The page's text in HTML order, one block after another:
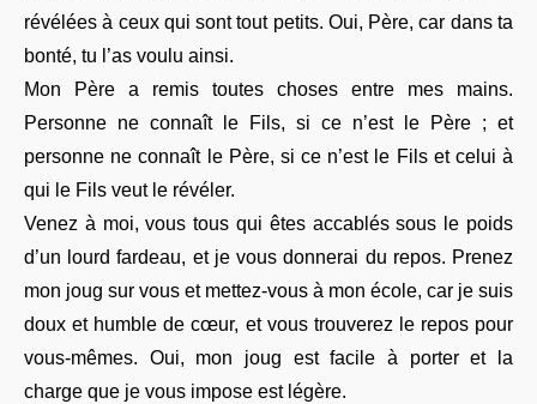
révélées à ceux qui sont tout petits. Oui, Père, car dans ta
bonté, tu l’as voulu ainsi.
Mon Père a remis toutes choses entre mes mains.
Personne ne connaît le Fils, si ce n’est le Père ; et
personne ne connaît le Père, si ce n’est le Fils et celui à
qui le Fils veut le révéler.
Venez à moi, vous tous qui êtes accablés sous le poids
d’un lourd fardeau, et je vous donnerai du repos. Prenez
mon joug sur vous et mettez-vous à mon école, car je suis
doux et humble de cœur, et vous trouverez le repos pour
vous-mêmes. Oui, mon joug est facile à porter et la
charge que je vous impose est légère.